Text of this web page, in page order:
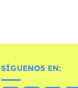
SÍGUENOS EN: